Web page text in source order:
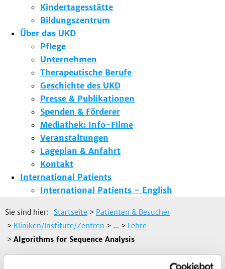
Kindertagesstätte
Bildungszentrum
Über das UKD
Pflege
Unternehmen
Therapeutische Berufe
Geschichte des UKD
Presse & Publikationen
Spenden & Förderer
Mediathek: Info-Filme
Veranstaltungen
Lageplan & Anfahrt
Kontakt
International Patients
International Patients - English
Sie sind hier: Startseite > Patienten & Besucher
> Kliniken/Institute/Zentren > ... > Lehre
> Algorithms for Sequence Analysis